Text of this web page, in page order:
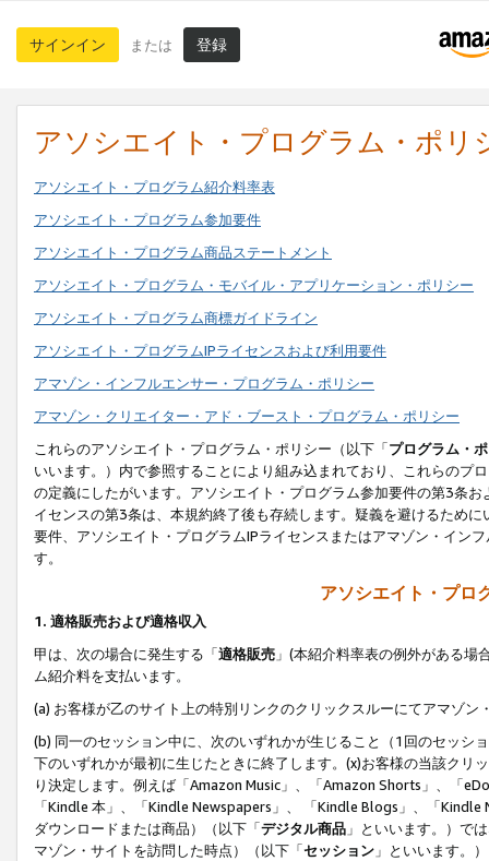
サインイン または 登録
アソシエイト・プログラム・ポリ
アソシエイト・プログラム紹介料率表
アソシエイト・プログラム参加要件
アソシエイト・プログラム商品ステートメント
アソシエイト・プログラム・モバイル・アプリケーション・ポリシー
アソシエイト・プログラム商標ガイドライン
アソシエイト・プログラムIPライセンスおよび利用要件
アマゾン・インフルエンサー・プログラム・ポリシー
アマゾン・クリエイター・アド・ブースト・プログラム・ポリシー
これらのアソシエイト・プログラム・ポリシー（以下「プログラム・
いいます。）内で参照することにより組み込まれており、これらのプ
の定義にしたがいます。アソシエイト・プログラム参加要件の第3条
イセンスの第3条は、本規約終了後も存続します。疑義を避けるため
要件、アソシエイト・プログラムIPライセンスまたはアマゾン・イン
す。
アソシエイト・プロ
1. 適格販売および適格収入
甲は、次の場合に発生する「適格販売 」(本紹介料率表の例外がある
ム紹介料を支払います。
(a) お客様が乙のサイト上の特別リンクのクリックスルーにてアマゾン
(b) 同一のセッション中に、次のいずれかが生じること（1回のセッシ
下のいずれかが最初に生じたときに終了します。(x)お客様の当該ク
り決定します。例えば「Amazon Music」、「Amazon Shorts」、「
「Kindle 本」、「Kindle Newspapers」、 「Kindle Blogs」、「
ダウンロードまたは商品）（以下「デジタル商品 」といいます。）で
マゾン・サイトを訪問した時点）（以下「セッション 」といいます。